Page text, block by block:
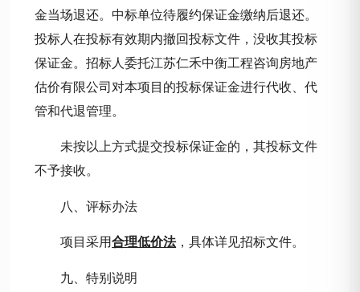
金当场退还。中标单位待履约保证金缴纳后退还。
投标人在投标有效期内撤回投标文件，没收其投标
保证金。招标人委托江苏仁禾中衡工程咨询房地产
估价有限公司对本项目的投标保证金进行代收、代
管和代退管理。
未按以上方式提交投标保证金的，其投标文件
不予接收。
八、评标办法
项目采用合理低价法，具体详见招标文件。
九、特别说明